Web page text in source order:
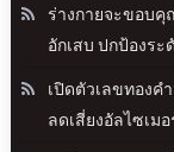
ร่างกายจะขอบ
อักเสบ ปกป้องระ
เปิดตัวเลขทองค
ลดเสี่ยงอัลไซเมอ